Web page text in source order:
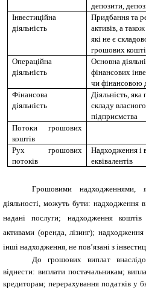
депозити,
Інвестиційна
діяльність
Придбання та
активів, а
які не є
грошових
Операційна
діяльність
Основна
фінансових
чи фінансовою
Фінансова
діяльність
Діяльність,
складу
підприємства
Потоки грошових
коштів
Рух грошових
потоків
Надходження і
еквівалентів
Грошовими надходженнями,
діяльності, можуть бути: надходження
надані послуги; надходження
активами (оренда, лізинг); надходження
інші надходження, не пов’язані з
До грошових виплат
віднести: виплати постачальникам;
кредиторам; перерахування податків у